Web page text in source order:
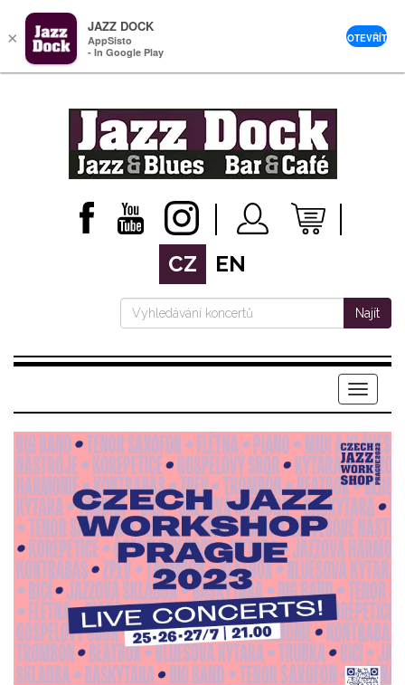
CZ EN
Najít
Menu
×
JAZZ DOCK
AppSisto
- In Google Play
OTEVŘÍT